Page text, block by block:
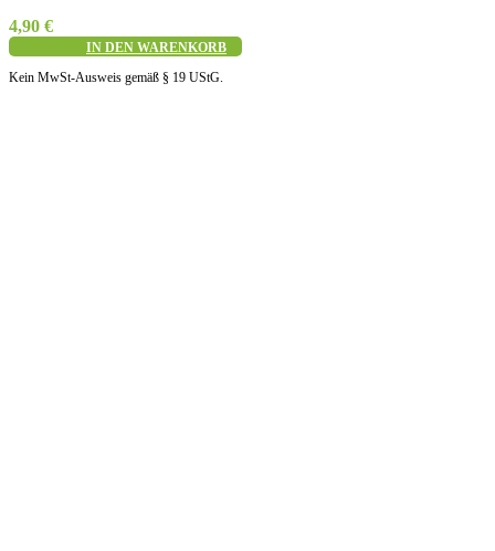
4,90 €
IN DEN WARENKORB
Kein MwSt-Ausweis gemäß § 19 UStG.